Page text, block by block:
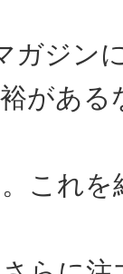
ガジン
があ
これ